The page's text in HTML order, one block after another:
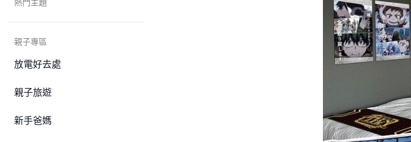
熱門主題
親子專區
放電好去處
親子旅遊
新手爸媽